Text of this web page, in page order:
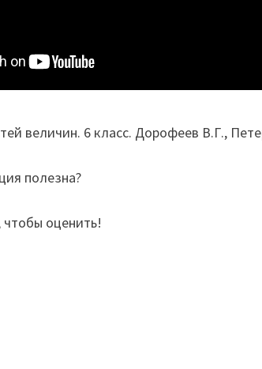
величин. 6 класс. Дорофеев В.Г.,
полезна?
оценить!